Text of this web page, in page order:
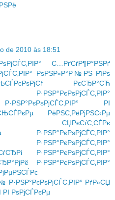
de 2010 às 18:51
С…РґСѓР¶Р°РЅРґ
РѕРЅР»Р°Р№РЅ РїРѕ
РєСЂР°СЋ
Р·РЅР°РєРѕРјСЃС‚РІР°
Р·РЅР°РєРѕРјСЃС‚РІР° РІ
РёРЅС‚РёРјРЅС‹Рµ
СЏРєСѓС‚СЃРє
Р·РЅР°РєРѕРјСЃС‚РІР°
Р·РЅР°РєРѕРјСЃС‚РІР°
Р·РЅР°РєРѕРјСЃС‚РІР°
Р·РЅР°РєРѕРјСЃС‚РІР°
Р·РЅР°РєРѕРјСЃС‚РІР° РґР»СЏ
РІ РѕРјСЃРєРµ